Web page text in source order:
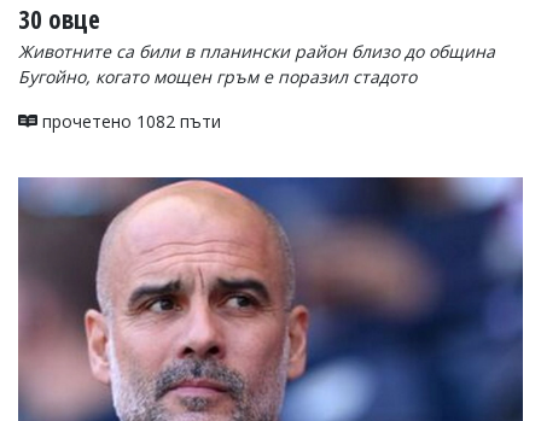
30 овце
Животните са били в планински район близо до община
Бугойно, когато мощен гръм е поразил стадото
прочетено 1082 пъти